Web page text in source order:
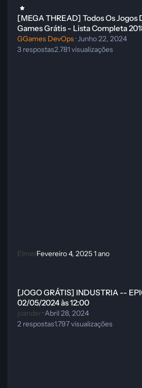
[MEGA THREAD] Todos Os Jogos
Games Grátis - Lista Completa
GGames DevOps·Junho 22, 2024
3 respostas2.781visualizações
ElmerFevereiro 4, 20251 ano
[JOGO GRÁTIS] INDUSTRIA --
02/05/2024 às 12:00
joander·Abril 28, 2024
2 respostas1.797visualizações